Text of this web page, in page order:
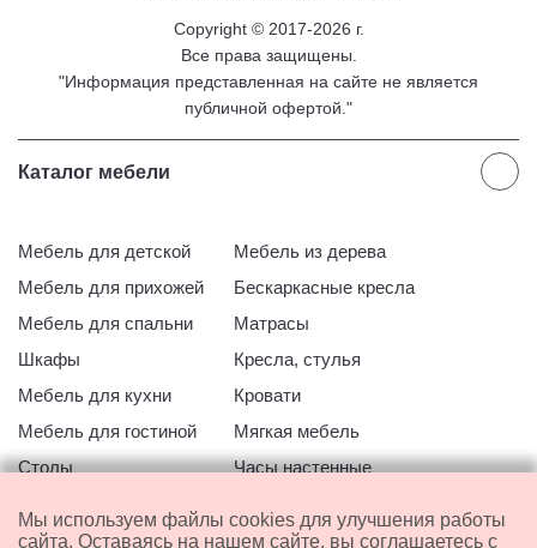
Copyright © 2017-2026 г.
Все права защищены.
"Информация представленная на сайте не является
публичной офертой."
Каталог мебели
Мебель для детской
Мебель для прихожей
Мебель для спальни
Шкафы
Мебель для кухни
Мебель для гостиной
Столы
Мебель из дерева
Бескаркасные кресла
Матрасы
Кресла, стулья
Кровати
Мягкая мебель
Часы настенные
Распродажа со склада
Мы используем файлы cookies для улучшения работы
сайта. Оставаясь на нашем сайте, вы соглашаетесь с